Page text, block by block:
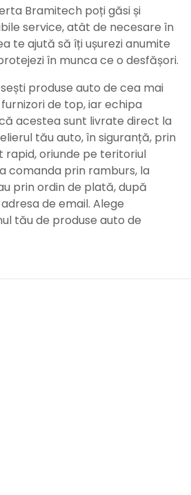
Bramitech poți găsi și
service, atât de necesare în
te ajută să îți ușurezi anumite
în munca ce o desfășori.
produse auto de cea mai
de top, iar echipa
acestea sunt livrate direct la
tău auto, în siguranță, prin
rapid, oriunde pe teritoriul
comanda prin ramburs, la
prin ordin de plată, după
de email. Alege
tău de produse auto de